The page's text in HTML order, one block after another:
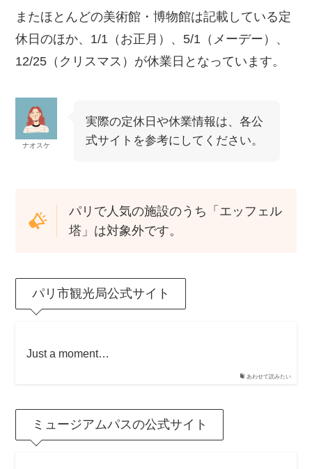
またほとんどの美術館・博物館は記載している定
休日のほか、1/1（お正月）、5/1（メーデー）、
12/25（クリスマス）が休業日となっています。
ナオスケ
実際の定休日や休業情報は、各公
式サイトを参考にしてください。
パリで人気の施設のうち「エッフェル
塔」は対象外です。
パリ市観光局公式サイト
あわせて読みたい
Just a moment…
ミュージアムパスの公式サイト